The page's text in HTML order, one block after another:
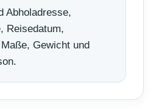
Abholadresse,
Reisedatum,
Gewicht und